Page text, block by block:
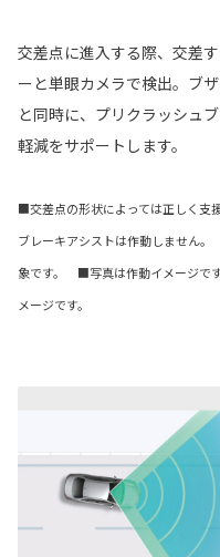
交差点に進入する際、交差
ーと単眼カメラで検出。ブ
と同時に、プリクラッシュ
軽減をサポートします。
■交差点の形状によっては正しく
ブレーキアシストは作動しません
象です。 ■写真は作動イメージで
メージです。